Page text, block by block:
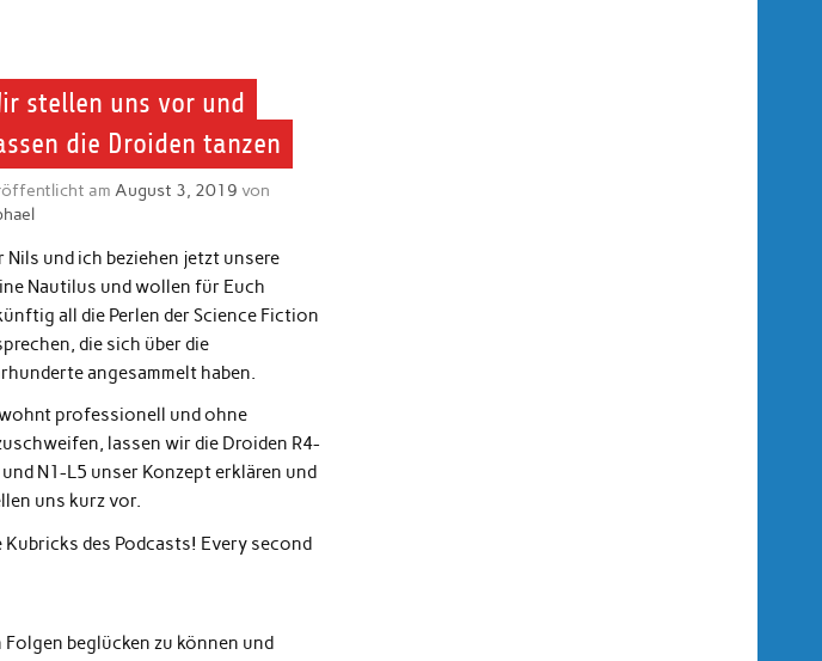
stellen uns vor und
die Droiden tanzen
am August 3, 2019 von
Nils und ich beziehen jetzt unsere
Nautilus und wollen für Euch
all die Perlen der Science Fiction
die sich über die
angesammelt haben.
professionell und ohne
lassen wir die Droiden R4-
und N1-L5 unser Konzept erklären und
uns kurz vor.
Kubricks des Podcasts! Every second
beglücken zu können und